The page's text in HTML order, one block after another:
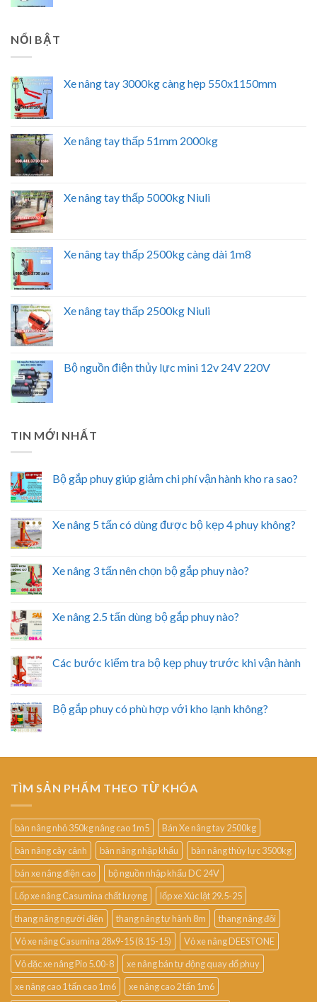
NỔI BẬT
Xe nâng tay 3000kg càng hẹp 550x1150mm
Xe nâng tay thấp 51mm 2000kg
Xe nâng tay thấp 5000kg Niuli
Xe nâng tay thấp 2500kg càng dài 1m8
Xe nâng tay thấp 2500kg Niuli
Bộ nguồn điện thủy lực mini 12v 24V 220V
TIN MỚI NHẤT
Bộ gắp phuy giúp giảm chi phí vận hành kho ra sao?
Xe nâng 5 tấn có dùng được bộ kẹp 4 phuy không?
Xe nâng 3 tấn nên chọn bộ gắp phuy nào?
Xe nâng 2.5 tấn dùng bộ gắp phuy nào?
Các bước kiểm tra bộ kẹp phuy trước khi vận hành
Bộ gắp phuy có phù hợp với kho lạnh không?
TÌM SẢN PHẨM THEO TỪ KHÓA
bàn nâng nhỏ 350kg nâng cao 1m5
Bán Xe nâng tay 2500kg
bàn nâng cây cảnh
bàn nâng nhập khẩu
bàn nâng thủy lực 3500kg
bán xe nâng điện cao
bộ nguồn nhập khẩu DC 24V
Lốp xe nâng Casumina chất lượng
lốp xe Xúc lật 29.5-25
thang nâng người điện
thang nâng tự hành 8m
thang nâng đôi
Vỏ xe nâng Casumina 28x9-15 (8.15-15)
Vỏ xe nâng DEESTONE
Vỏ đặc xe nâng Pio 5.00-8
xe nâng bán tự động quay đổ phuy
xe nâng cao 1 tấn cao 1m6
xe nâng cao 2 tấn 1m6